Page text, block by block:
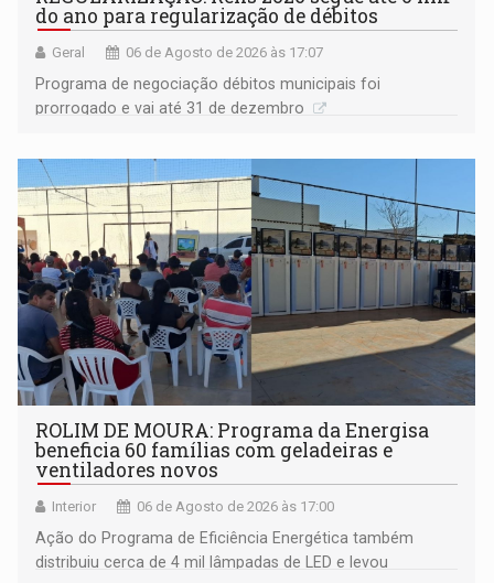
do ano para regularização de débitos
Geral 06 de Agosto de 2026 às 17:07
Programa de negociação débitos municipais foi
prorrogado e vai até 31 de dezembro
ROLIM DE MOURA: Programa da Energisa
beneficia 60 famílias com geladeiras e
ventiladores novos
Interior 06 de Agosto de 2026 às 17:00
Ação do Programa de Eficiência Energética também
distribuiu cerca de 4 mil lâmpadas de LED e levou